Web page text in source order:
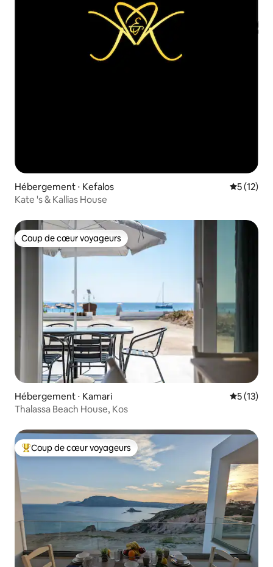
Hébergement ⋅ Kefalos
5 (12)
Kate 's & Kallias House
Coup de cœur voyageurs
Coup de cœur voyageurs
Hébergement ⋅ Kamari
5 (13)
Thalassa Beach House, Kos
Coups de cœur voyageurs les plus appréciés
Coup de cœur voyageurs